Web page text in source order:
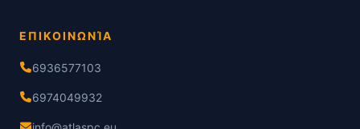
ΕΠΙΚΟΙΝΩΝΊΑ
6936577103
6974049932